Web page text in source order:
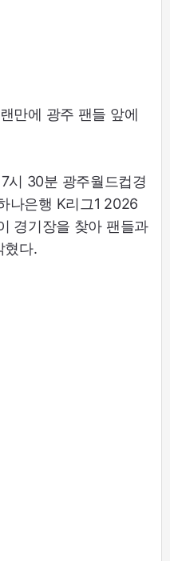
만에 광주 팬들 앞에
시 30분 광주월드컵경
나은행 K리그1 2026
경기장을 찾아 팬들과
혔다.